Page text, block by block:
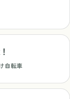
自転車